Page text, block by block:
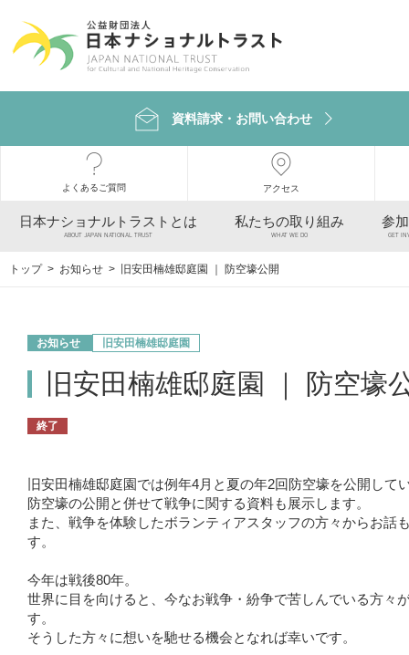
資料請求・お問い合わせ
よくあるご質問 アクセス
日本ナショナルトラストとは
ABOUT JAPAN NATIONAL TRUST
私たちの取り組み
WHAT WE DO
参
GET
トップ > お知らせ > 旧安田楠雄邸庭園 ｜ 防空壕公開
お知らせ 旧安田楠雄邸庭園
旧安田楠雄邸庭園 ｜ 防空壕
終了
旧安田楠雄邸庭園では例年4月と夏の年2回防空壕を公開して
防空壕の公開と併せて戦争に関する資料も展示します。
また、戦争を体験したボランティアスタッフの方々からお話
す。
今年は戦後80年。
世界に目を向けると、今なお戦争・紛争で苦しんでいる方々
す。
そうした方々に想いを馳せる機会となれば幸いです。